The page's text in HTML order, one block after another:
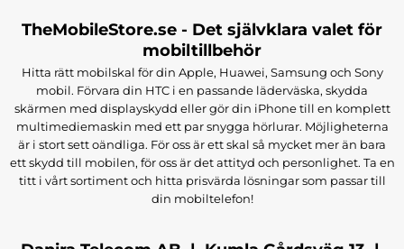
TheMobileStore.se - Det självklara valet för
mobiltillbehör
Hitta rätt mobilskal för din Apple, Huawei, Samsung och Sony
mobil. Förvara din HTC i en passande läderväska, skydda
skärmen med displayskydd eller gör din iPhone till en komplett
multimediemaskin med ett par snygga hörlurar. Möjligheterna
är i stort sett oändliga. För oss är ett skal så mycket mer än bara
ett skydd till mobilen, för oss är det attityd och personlighet. Ta en
titt i vårt sortiment och hitta prisvärda lösningar som passar till
din mobiltelefon!